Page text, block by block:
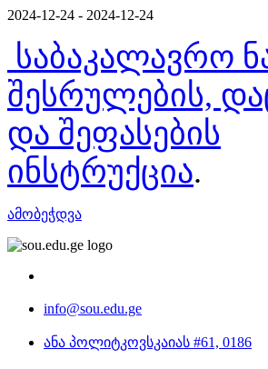
2024-12-24 - 2024-12-24
საბაკალავრო
შესრულების,
და შეფასების
ინსტრუქცია.
ამობეჭდვა
info@sou.edu.ge
ანა პოლიტკოვსკაიას #61, 0186